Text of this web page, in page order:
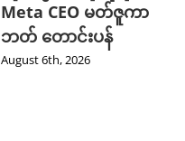
Meta CEO မတ်ဇူကာ
ဘတ် တောင်းပန်
August 6th, 2026